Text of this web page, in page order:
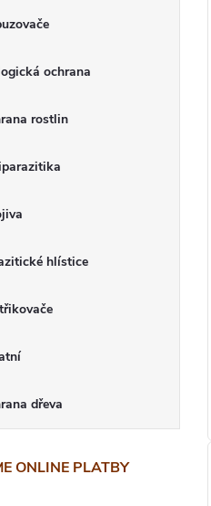
ochrana
rostlin
hlístice
dřeva
ONLINE PLATBY